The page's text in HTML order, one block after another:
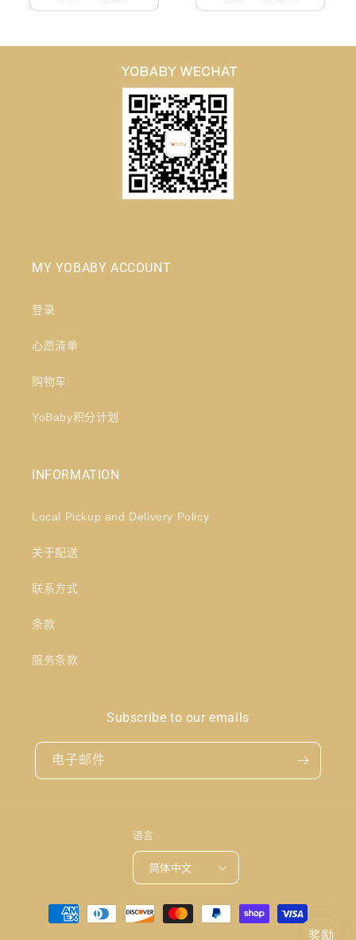
格
MY YOBABY ACCOUNT
登录
心愿清单
购物车
YoBaby积分计划
INFORMATION
Local Pickup and Delivery Policy
关于配送
联系方式
条款
服务条款
Subscribe to our emails
电子邮件
语言
简体中文
付
款